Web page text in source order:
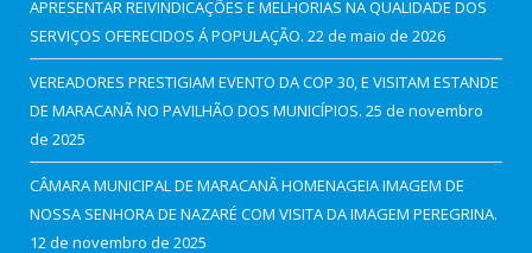
APRESENTAR REIVINDICAÇÕES E MELHORIAS NA QUALIDADE DOS
SERVIÇOS OFERECIDOS Á POPULAÇÃO. 22 de maio de 2026
VEREADORES PRESTIGIAM EVENTO DA COP 30, E VISITAM ESTANDE
DE MARACANÃ NO PAVILHÃO DOS MUNICÍPIOS. 25 de novembro
de 2025
CÂMARA MUNICIPAL DE MARACANÃ HOMENAGEIA IMAGEM DE
NOSSA SENHORA DE NAZARÉ COM VISITA DA IMAGEM PEREGRINA.
12 de novembro de 2025